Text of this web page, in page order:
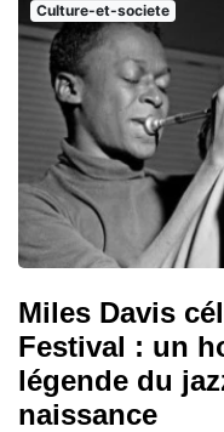
Culture-et-societe
Miles Davis
Festival : un
légende du
naissance